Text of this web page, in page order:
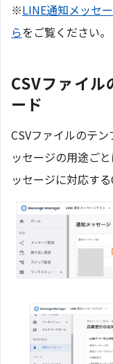
※LINE通知メッセ
らをご覧ください。
CSVファイ
ード
CSVファイルのテ
ッセージの用途ご
ッセージに対応す